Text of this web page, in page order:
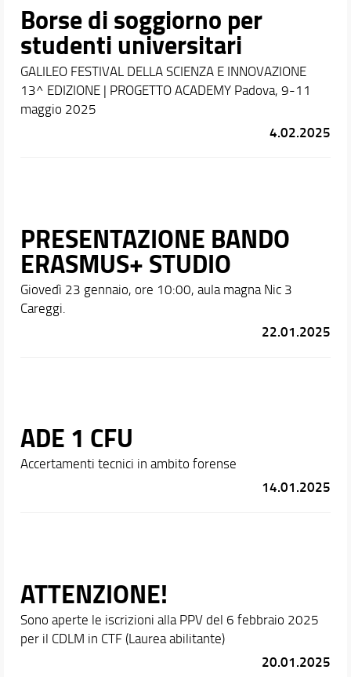
Borse di soggiorno per
studenti universitari
GALILEO FESTIVAL DELLA SCIENZA E INNOVAZIONE
13^ EDIZIONE | PROGETTO ACADEMY Padova, 9-11
maggio 2025
4.02.2025
PRESENTAZIONE BANDO
ERASMUS+ STUDIO
Giovedì 23 gennaio, ore 10:00, aula magna Nic 3
Careggi.
22.01.2025
ADE 1 CFU
Accertamenti tecnici in ambito forense
14.01.2025
ATTENZIONE!
Sono aperte le iscrizioni alla PPV del 6 febbraio 2025
per il CDLM in CTF (Laurea abilitante)
20.01.2025